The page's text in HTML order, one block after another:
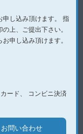
し込み頂けます。
指
上、ご提出下さい。
申し込み頂けます。
ード、
コンビニ決済
お問い合わせ